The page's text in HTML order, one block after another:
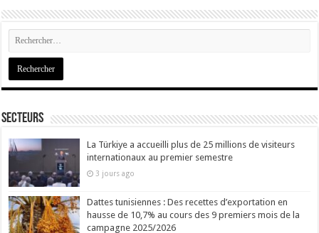
Secteurs
La Türkiye a accueilli plus de 25 millions de visiteurs
internationaux au premier semestre
3 jours ago
Dattes tunisiennes : Des recettes d’exportation en
hausse de 10,7% au cours des 9 premiers mois de la
campagne 2025/2026